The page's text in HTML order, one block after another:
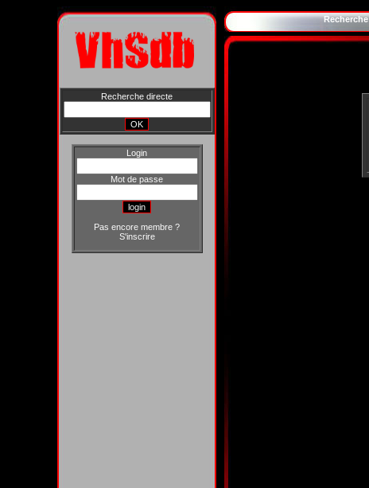
Recherche directe
Login
Mot de passe
Pas encore membre ?
S'inscrire
Recherche